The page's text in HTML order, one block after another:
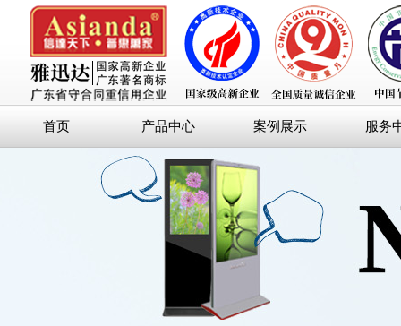
首页 产品中心 案例展示 服务